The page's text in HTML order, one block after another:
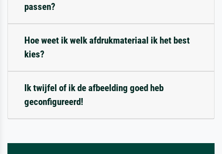
passen?
Hoe weet ik welk afdrukmateriaal ik het best
kies?
Ik twijfel of ik de afbeelding goed heb
geconfigureerd!